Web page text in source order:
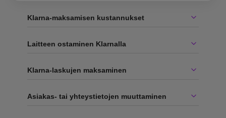
Klarna-maksamisen kustannukset
Laitteen ostaminen Klarnalla
Klarna-laskujen maksaminen
Asiakas- tai yhteystietojen muuttaminen